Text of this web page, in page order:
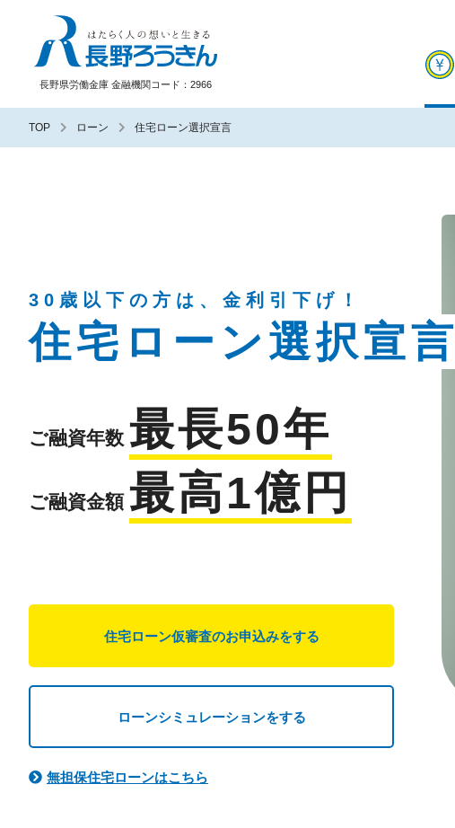
長野県労働金庫 金融機関コード：2966
TOP ローン 住宅ローン選択宣言
30歳以下の方は、金利引下げ！
住宅ローン選択宣言
ご融資年数 最長50年
ご融資金額 最高1億円
住宅ローン仮審査のお申込みをする
ローンシミュレーションをする
無担保住宅ローンはこちら